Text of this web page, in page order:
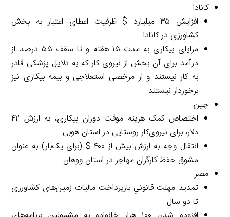
کانادا
افزایش ۳۵ میلیارد $ ظرفیت اعطای اعتبار به بخش
کشاورزی در کانادا
مزایای بیکاری به مدت ۱۵ هفته و تا سقف ۵۵ درصد از
درآمد برای آن بخش از نیروی کار که به دلایل پزشکی قادر
به کار نیستند و از مرخصی استعلاجی و بیمه بیکاری نیز
برخوردار نیستند
چین
اختصاص کمک هزینه موقت دوران بیکاری، به ارزش ۴۲
دلار، برای نیروی‌کار روستایی در استان هوبی
انتقال وجه به ارزش بیش از ۴۰۰ $ (برای یک‌بار) به عنوان
مشوق حفظ کارگران مهاجر در استان ووهان
مصر
تمدید مهلت قانونیِ بازپرداخت مالیات زمین‌های کشاورزی
تا دو سال